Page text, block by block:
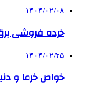
۱۴۰۴/۰۲/۰۸
خرده فروشی برق + اخبار
۱۴۰۴/۰۲/۲۵
خواص خرما و